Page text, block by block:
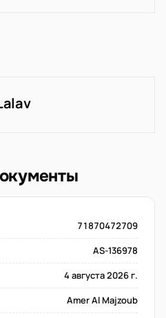
71870472709
AS-136978
4 августа 2026 г.
Amer Al Majzoub